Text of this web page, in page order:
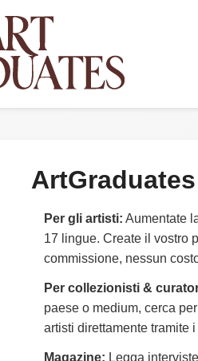
ArtGraduates
Per gli artisti: Aumentate
17 lingue. Create il vostro
commissione, nessun
Per collezionisti &
paese o medium, cerca
artisti direttamente tramite
Magazine: Legga